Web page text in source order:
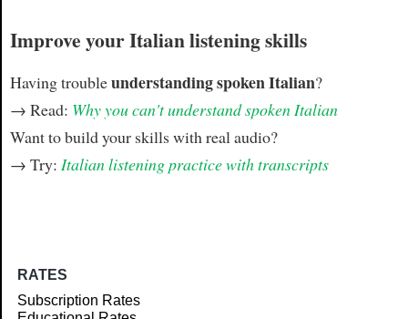
Improve your Italian listening skills
Having troubleunderstanding spoken Italian?
→ Read: Why you can't understand spoken Italian
Want to build your skills with real audio?
→ Try: Italian listening practice with transcripts
RATES
Subscription Rates